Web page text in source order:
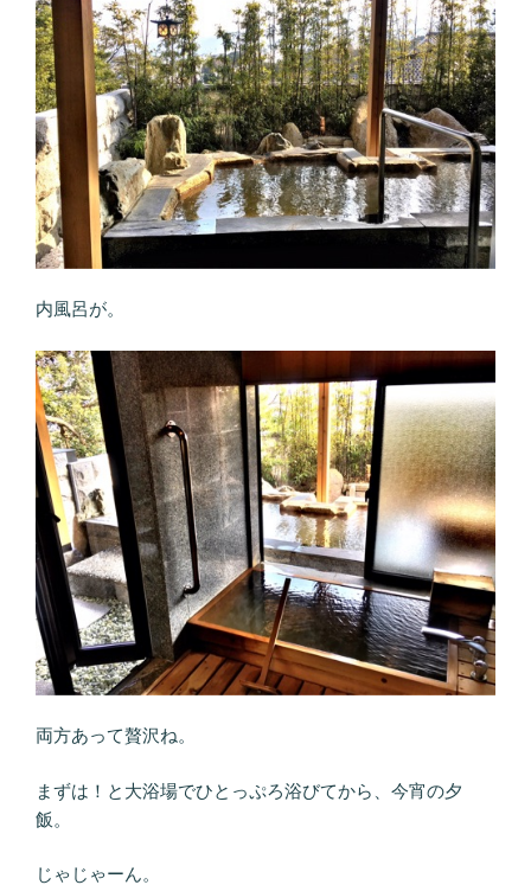
内風呂が。
両方あって贅沢ね。
まずは！と大浴場でひとっぷろ浴びてから、今宵の夕
飯。
じゃじゃーん。